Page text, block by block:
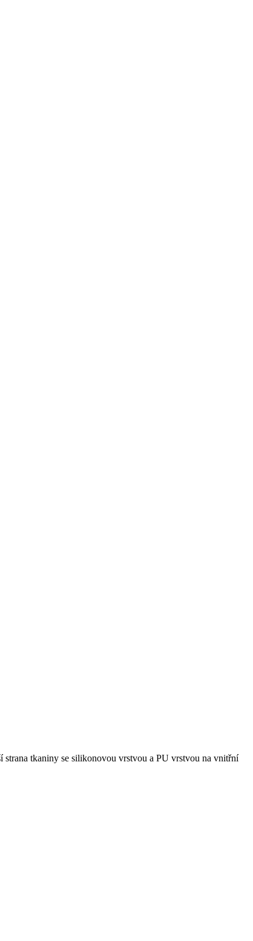
tkaniny se silikonovou vrstvou a PU vrstvou na vnitřní